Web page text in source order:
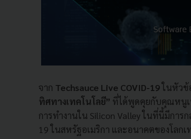
จาก Techsauce Live COVID-19ในหัวข้
ทิศทางเทคโนโลยี” ที่ได้พูดคุยกับคุณหนูเ
การทำงานใน Silicon Valley ในที่นี้มีการ
19 ในสหรัฐอเมริกา และอนาคตของโลกเ